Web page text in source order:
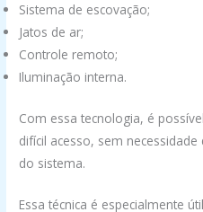
Sistema de escovação;
Jatos de ar;
Controle remoto;
Iluminação interna.
Com essa tecnologia, é
difícil acesso, sem
do sistema.
Essa técnica é especialmente